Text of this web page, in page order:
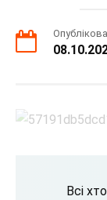
Всі